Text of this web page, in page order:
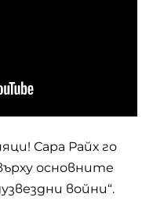
Сара Райх го
основните
войни“.